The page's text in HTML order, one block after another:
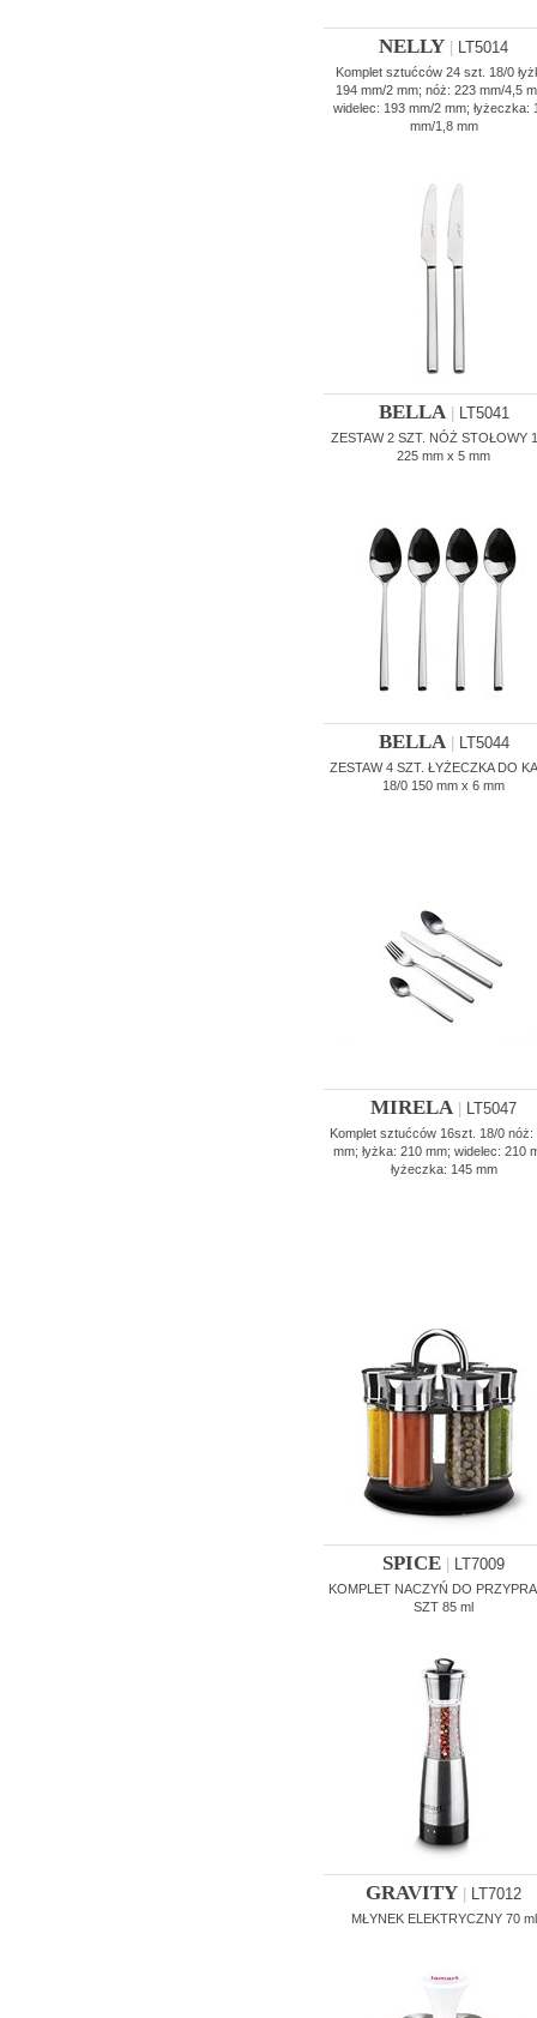
NELLY LT5014
Komplet sztućców 24 szt. 18/0
194 mm/2 mm; nóż: 223 mm/4,5
widelec: 193 mm/2 mm; łyżeczka:
mm/1,8 mm
BELLA| LT5041
ZESTAW 2 SZT. NÓŻ STOŁOWY
225 mm x 5 mm
BELLA| LT5044
ZESTAW 4 SZT. ŁYŻECZKA DO
18/0 150 mm x 6 mm
MIRELA LT5047
Komplet sztućców 16szt. 18/0 nóż:
mm; łyżka: 210 mm; widelec: 210
łyżeczka: 145 mm
SPICE LT7009
KOMPLET NACZYŃ DO
SZT 85 ml
GRAVITY LT7012
MŁYNEK ELEKTRYCZNY 70 ml